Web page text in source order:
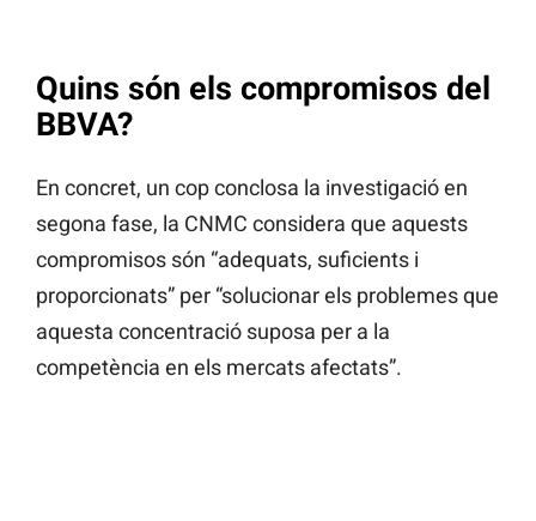
Quins són els compromisos del
BBVA?
En concret, un cop conclosa la investigació en
segona fase, la CNMC considera que aquests
compromisos són “adequats, suficients i
proporcionats” per “solucionar els problemes que
aquesta concentració suposa per a la
competència en els mercats afectats”.